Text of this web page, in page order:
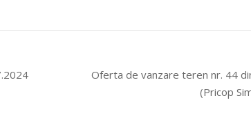
Oferta de vanzare teren nr. 44
(Pricop